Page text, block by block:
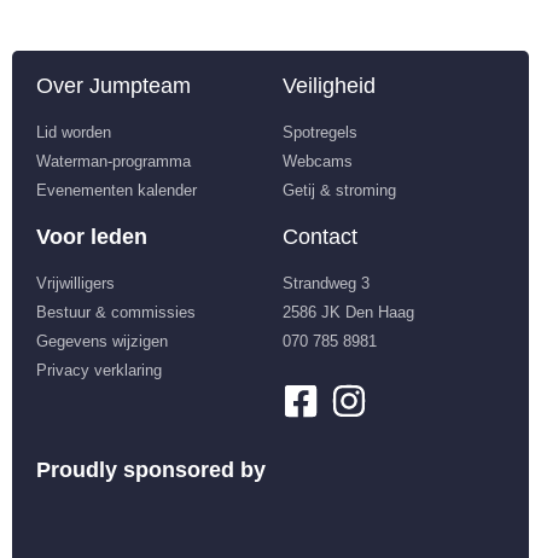
Over Jumpteam
Lid worden
Waterman-programma
Evenementen kalender
Veiligheid
Spotregels
Webcams
Getij & stroming
Voor leden
Vrijwilligers
Bestuur & commissies
Gegevens wijzigen
Privacy verklaring
Contact
Strandweg 3
2586 JK Den Haag
070 785 8981
Proudly sponsored by